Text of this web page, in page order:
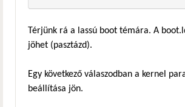
Térjünk rá a lassú boot témára. A
jöhet (pasztázd).
Egy következő válaszodban a kernel
beállítása jön.